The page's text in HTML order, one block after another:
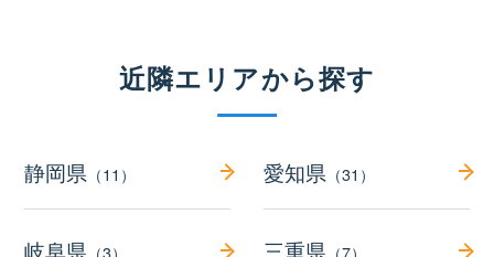
近隣エリアから探す
静岡県 （11） 愛知県 （31）
岐阜県 三重県